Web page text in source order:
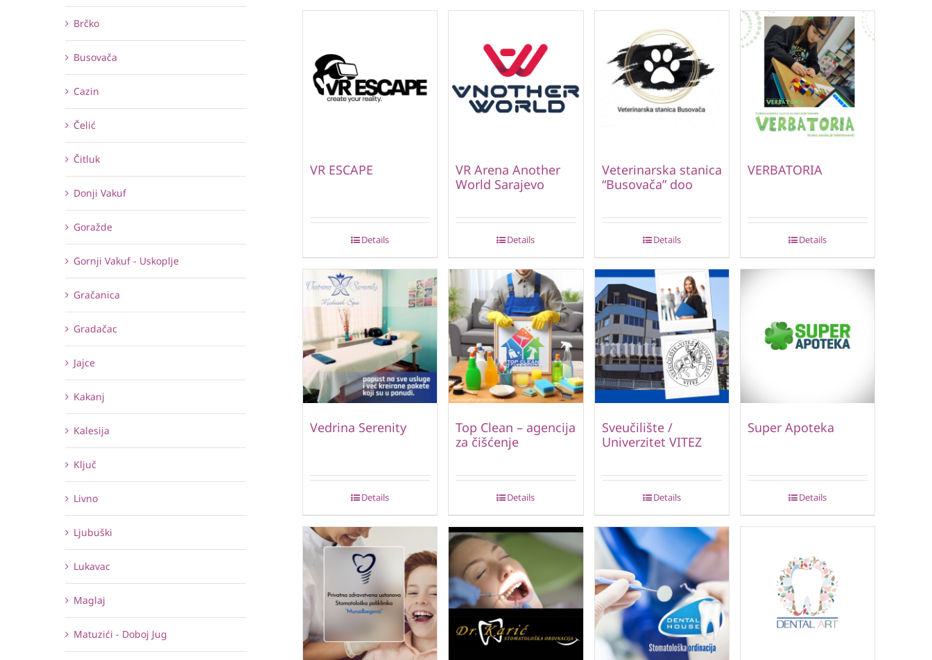
VR ESCAPE
Details
VR Arena Another
World Sarajevo
Details
Veterinarska stanica
“Busovača” doo
Details
VERBATORIA
Details
Vedrina Serenity
Details
Top Clean – agencija
za čišćenje
Details
Sveučilište /
Univerzitet VITEZ
Details
Super Apoteka
Details
Brčko
Busovača
Cazin
Čelić
Čitluk
Donji Vakuf
Goražde
Gornji Vakuf - Uskoplje
Gračanica
Gradačac
Jajce
Kakanj
Kalesija
Ključ
Livno
Ljubuški
Lukavac
Maglaj
Matuzići - Doboj Jug